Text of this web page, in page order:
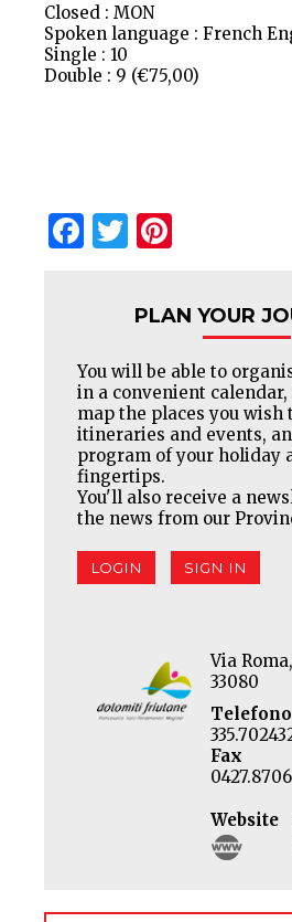
Closed : MON
Spoken language : French
Single : 10
Double : 9 (€75,00)
Facebook
Twitter
PLAN YOUR
You will be able to
in a convenient calendar,
map the places you wish
itineraries and events,
program of your holiday
fingertips.
You'll also receive a
the news from our
LOGIN SIGN IN
Via
33080
Telefono
Fax
Website